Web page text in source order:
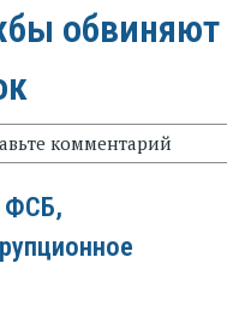
обвиняют
комментарий
ФСБ,